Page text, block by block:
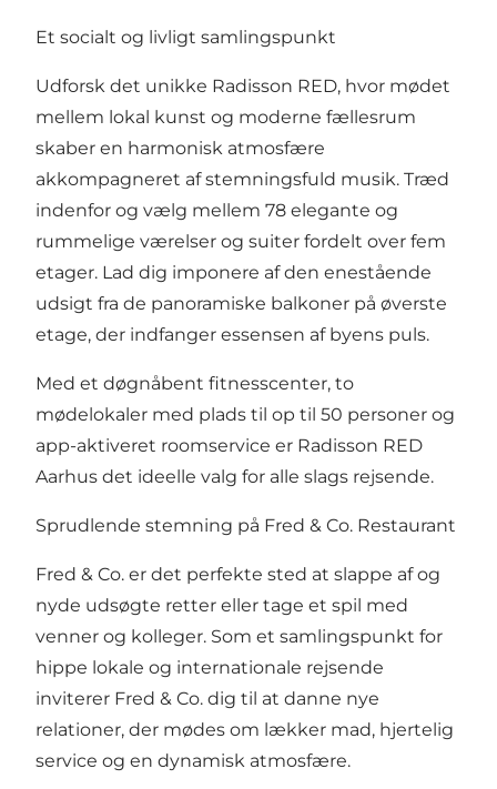
Et socialt og livligt samlingspunkt
Udforsk det unikke Radisson RED, hvor mødet
mellem lokal kunst og moderne fællesrum
skaber en harmonisk atmosfære
akkompagneret af stemningsfuld musik. Træd
indenfor og vælg mellem 78 elegante og
rummelige værelser og suiter fordelt over fem
etager. Lad dig imponere af den enestående
udsigt fra de panoramiske balkoner på øverste
etage, der indfanger essensen af byens puls.
Med et døgnåbent fitnesscenter, to
mødelokaler med plads til op til 50 personer og
app-aktiveret roomservice er Radisson RED
Aarhus det ideelle valg for alle slags rejsende.
Sprudlende stemning på Fred & Co. Restaurant
Fred & Co. er det perfekte sted at slappe af og
nyde udsøgte retter eller tage et spil med
venner og kolleger. Som et samlingspunkt for
hippe lokale og internationale rejsende
inviterer Fred & Co. dig til at danne nye
relationer, der mødes om lækker mad, hjertelig
service og en dynamisk atmosfære.